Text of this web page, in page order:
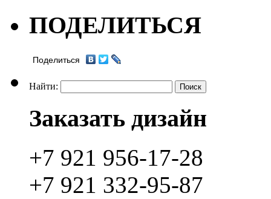
ПОДЕЛИТЬСЯ
Поделиться
Найти:
Заказать дизайн
+7 921 956-17-28
+7 921 332-95-87